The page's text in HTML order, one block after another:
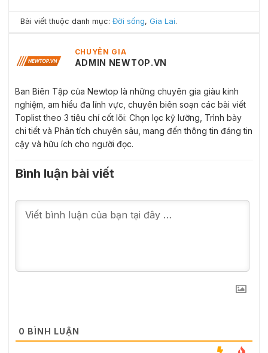
Bài viết thuộc danh mục:Đời sống,Gia Lai.
CHUYÊN GIA
ADMIN NEWTOP.VN
Ban Biên Tập của Newtop là những chuyên gia giàu kinh
nghiệm, am hiểu đa lĩnh vực, chuyên biên soạn các bài viết
Toplist theo 3 tiêu chí cốt lõi: Chọn lọc kỹ lưỡng, Trình bày
chi tiết và Phân tích chuyên sâu, mang đến thông tin đáng tin
cậy và hữu ích cho người đọc.
Bình luận bài viết
0 BÌNH LUẬN